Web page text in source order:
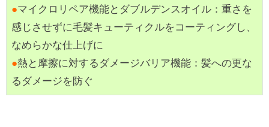
●マイクロリペア機能とダブルデンスオイル：重さを
感じさせずに毛髪キューティクルをコーティングし、
なめらかな仕上げに
●熱と摩擦に対するダメージバリア機能：髪への更な
るダメージを防ぐ